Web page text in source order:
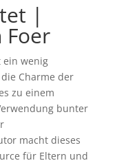
|
Foer
ein wenig
Charme der
zu einem
bunter
macht dieses
für Eltern und